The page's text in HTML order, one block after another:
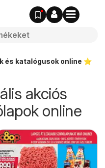
és katalógusok online ⭐️
akciós
online